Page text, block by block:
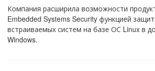
Компания расширила возможности
Embedded Systems Security функцией
встраиваемых систем на базе ОС Linux в
Windows.